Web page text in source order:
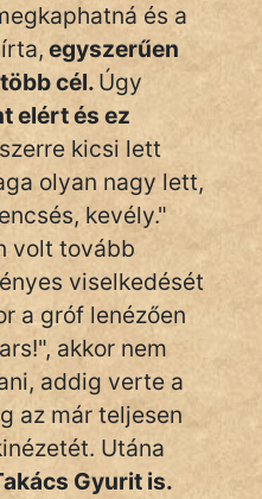
és a
egyszerűen
cél. Úgy
elért és ez
kicsi lett
olyan nagy lett,
kevély."
volt tovább
viselkedését
a gróf lenézően
akkor nem
addig verte a
az már teljesen
Utána
Gyurit is.